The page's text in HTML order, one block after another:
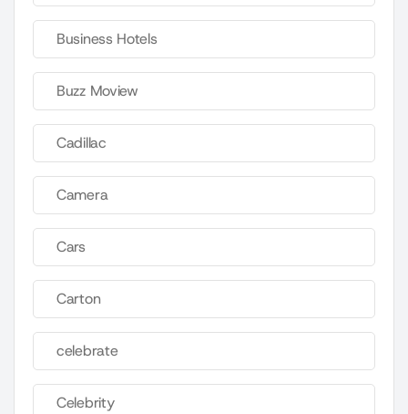
Business Hotels
Buzz Moview
Cadillac
Camera
Cars
Carton
celebrate
Celebrity